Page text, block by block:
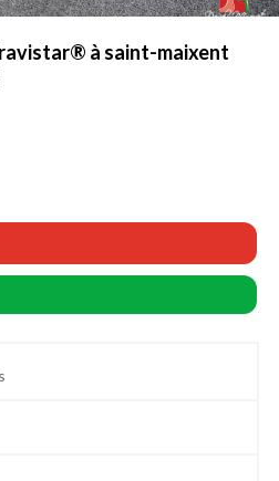
à saint-maixent